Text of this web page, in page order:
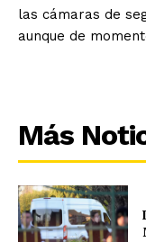
las cámaras de
aunque de
Más